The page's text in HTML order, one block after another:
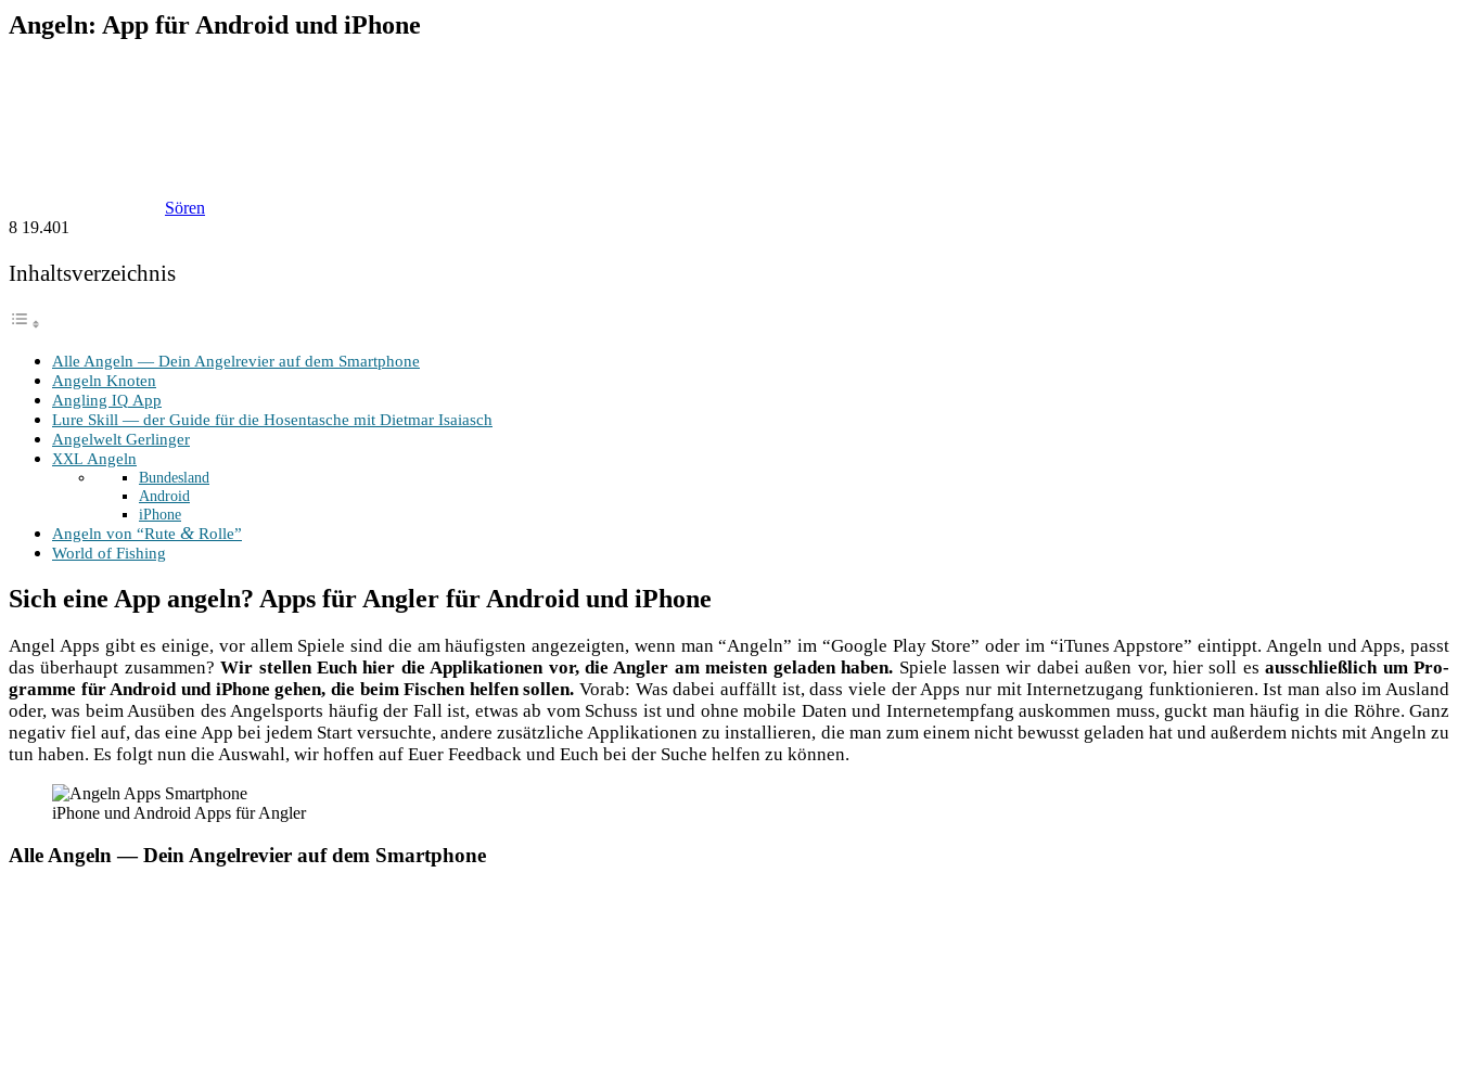
Angeln: App für Android und iPhone
Sören
8 19.401
Inhalts­ver­zeich­nis
Alle Angeln — Dein Angel­re­vier auf dem Smartphone
Angeln Kno­ten
Angling IQ App
Lure Skill — der Gui­de für die Hosen­ta­sche mit Diet­mar Isaiasch
Angel­welt Gerlinger
XXL Angeln
Bun­des­land
Android
iPho­ne
Angeln von “Rute & Rolle”
World of Fishing
Sich eine App angeln? Apps für Angler für Android und iPhone
Angel Apps gibt es eini­ge, vor allem Spie­le sind die am häu­figs­ten ange­zeig­ten, wenn man “Angeln” im “Goog­le Play Store” oder im “iTu­nes App­s­to­re” ein­tippt. Angeln und Apps, passt
das über­haupt zusam­men?Wir stel­len Euch hier die Appli­ka­tio­nen vor, die Ang­ler am meis­ten gela­den haben. Spie­le las­sen wir dabei außen vor, hier soll esaus­schließ­lich um Pro­
gram­me für Android und iPho­ne gehen, die beim Fischen hel­fen sol­len. Vor­ab: Was dabei auf­fällt ist, dass vie­le der Apps nur mit Inter­net­zu­gang funk­tio­nie­ren. Ist man also im Aus­land
oder, was beim Aus­üben des Angel­sports häu­fig der Fall ist, etwas ab vom Schuss ist und ohne mobi­le Daten und Inter­net­emp­fang aus­kom­men muss, guckt man häu­fig in die Röh­re. Ganz
nega­tiv fiel auf, das eine App bei jedem Start ver­such­te, ande­re zusätz­li­che Appli­ka­tio­nen zu instal­lie­ren, die man zum einem nicht bewusst gela­den hat und außer­dem nichts mit Angeln zu
tun haben. Es folgt nun die Aus­wahl, wir hof­fen auf Euer Feed­back und Euch bei der Suche hel­fen zu können.
iPho­ne und Android Apps für Angler
Alle Angeln — Dein Angelrevier auf dem Smartphone